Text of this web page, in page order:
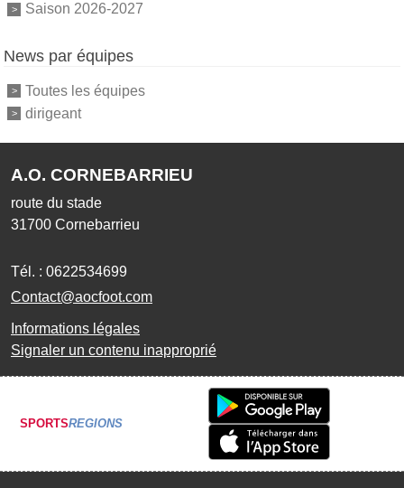
Saison 2026-2027
News par équipes
Toutes les équipes
dirigeant
A.O. CORNEBARRIEU
route du stade
31700 Cornebarrieu
Tél. : 0622534699
Contact@aocfoot.com
Informations légales
Signaler un contenu inapproprié
SPORTSREGIONS